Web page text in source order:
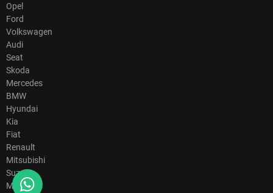
Opel
Ford
Volkswagen
Audi
Seat
Skoda
Mercedes
BMW
Hyundai
Kia
Fiat
Renault
Mitsubishi
Suzuki
Mazda